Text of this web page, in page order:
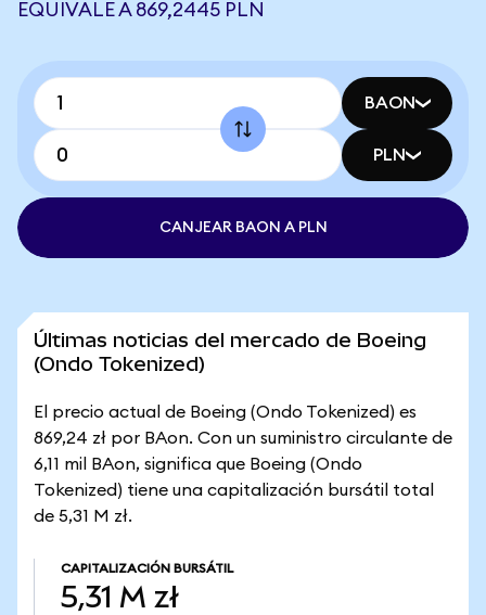
EQUIVALE A 869,2445 PLN
BAON
PLN
CANJEAR BAON A PLN
Últimas noticias del mercado de Boeing
(Ondo Tokenized)
El precio actual de Boeing (Ondo Tokenized) es
869,24 zł por BAon. Con un suministro circulante de
6,11 mil BAon, significa que Boeing (Ondo
Tokenized) tiene una capitalización bursátil total
de 5,31 M zł.
CAPITALIZACIÓN BURSÁTIL
5,31 M zł